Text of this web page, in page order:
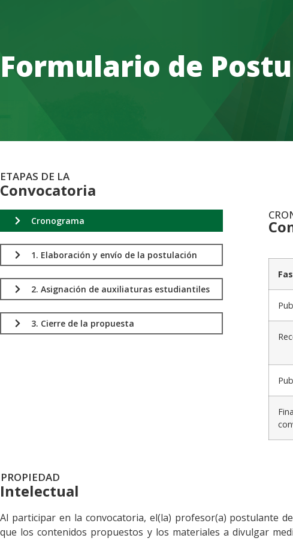
Formulario de
ETAPAS DE LA
Convocatoria
Cronograma
1. Elaboración y envío de la postulación
2. Asignación de auxiliaturas estudiantiles
3. Cierre de la propuesta
PROPIEDAD
Intelectual
Al participar en la convocatoria, el(la) profesor(a) postulante
que los contenidos propuestos y los materiales a divulgar